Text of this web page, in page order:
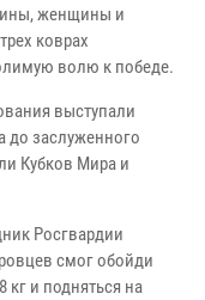
женщины и
коврах
волю к победе.
выступали
до заслуженного
Кубков Мира и
Росгвардии
смог обойди
кг и подняться на